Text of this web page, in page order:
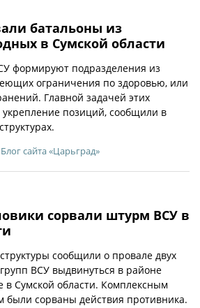
батальоны из
в Сумской области
формируют подразделения из
ограничения по здоровью, или
Главной задачей этих
укрепление позиций, сообщили в
Блог сайта «Царьград»
сорвали штурм ВСУ в
сообщили о провале двух
ВСУ выдвинуться в районе
в Сумской области. Комплексным
сорваны действия противника.